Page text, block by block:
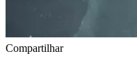
Compartilhar